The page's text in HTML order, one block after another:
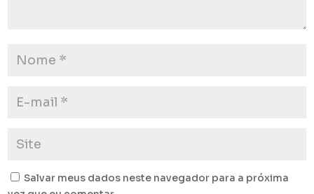
Salvar meus dados neste navegador para a próxima